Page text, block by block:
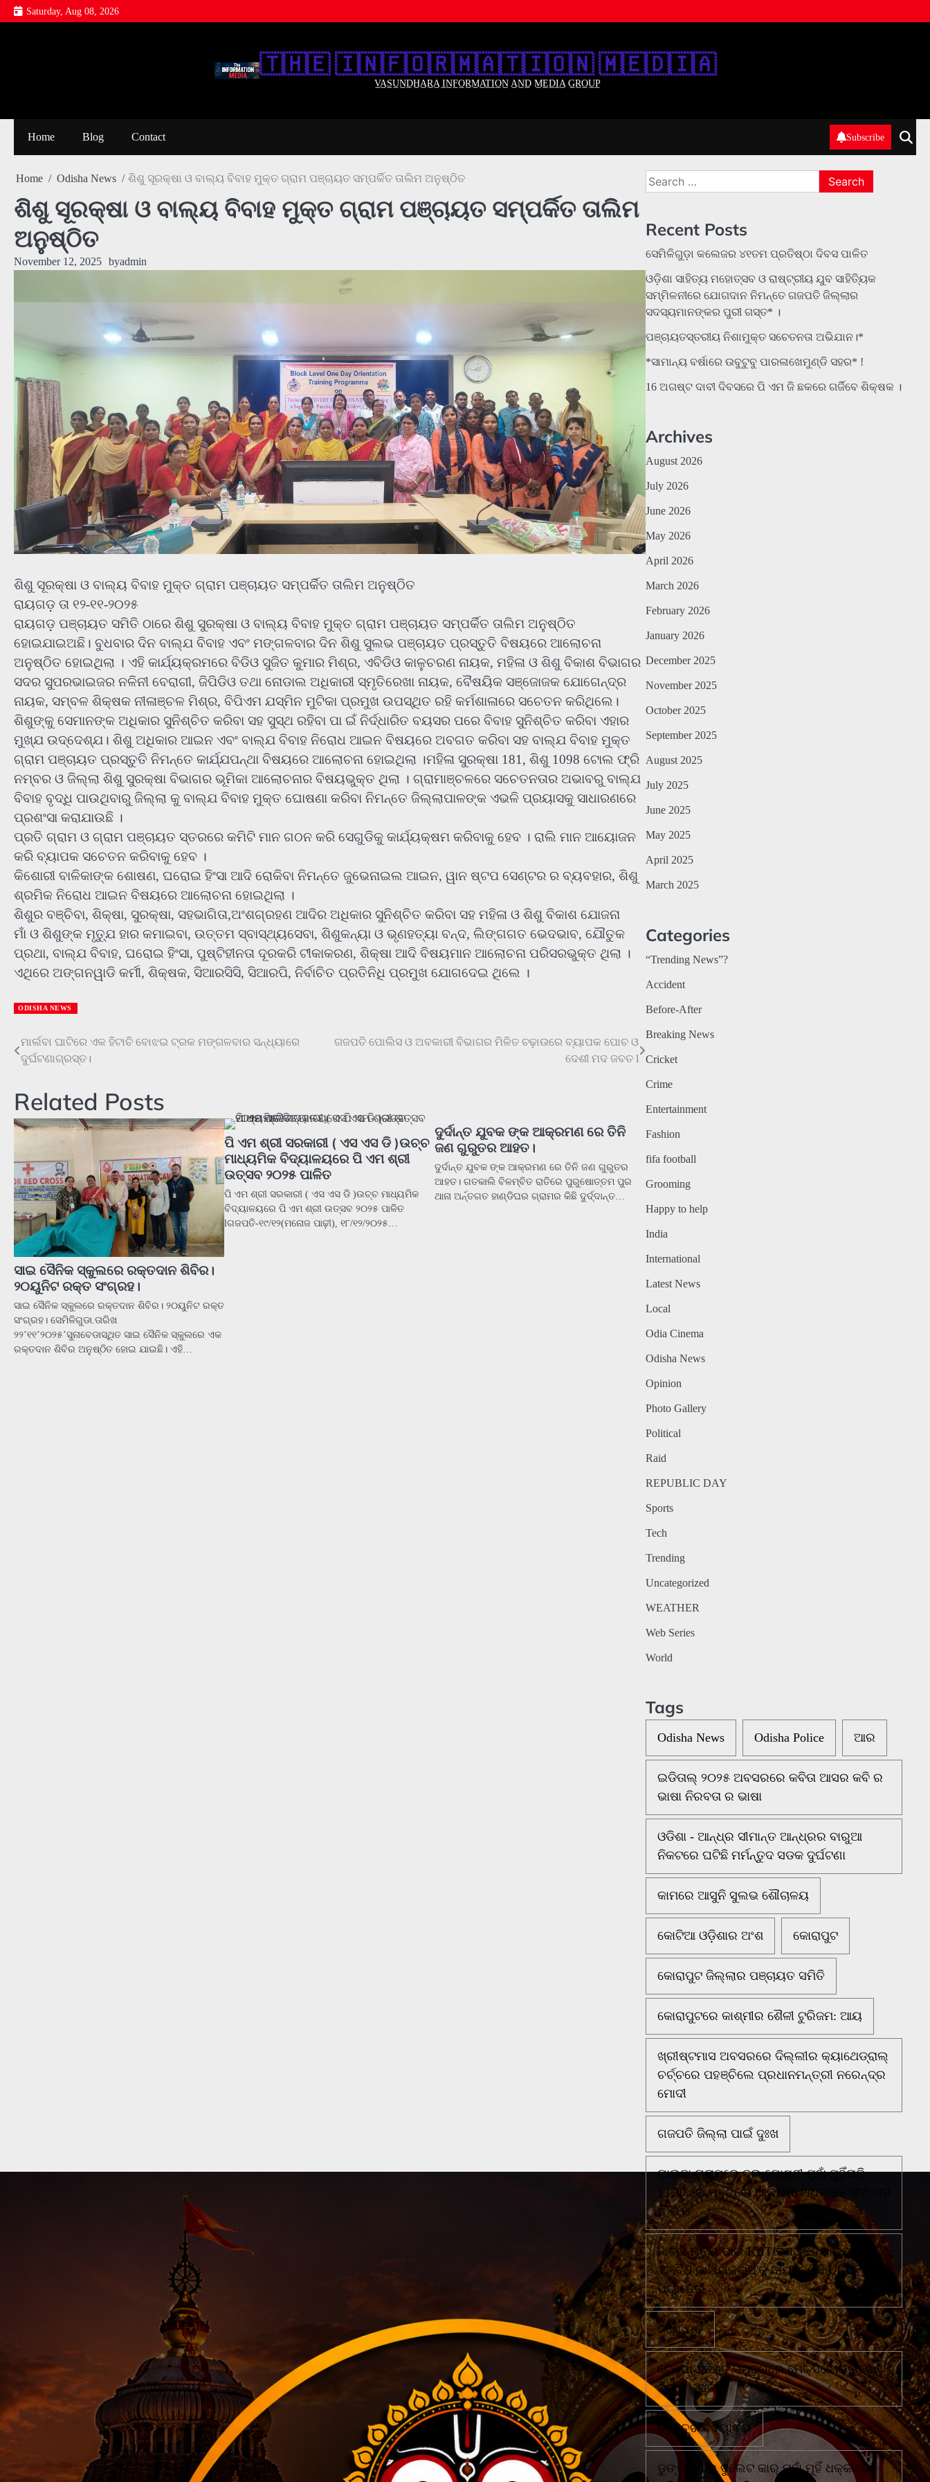
Skip
to
Saturday, Aug 08, 2026
🇹‌🇭‌🇪‌ 🇮‌🇳‌🇫‌🇴‌🇷‌🇲‌🇦‌🇹‌🇮‌🇴‌🇳‌ 🇲‌🇪‌🇩‌🇮‌🇦‌
V̲A̲S̲U̲N̲D̲H̲A̲R̲A̲ I̲N̲F̲O̲R̲M̲A̲T̲I̲O̲N̲ A̲N̲D̲ M̲E̲D̲I̲A̲ G̲R̲O̲U̲P̲
Home Blog Contact Subscribe
Home Odisha News ଶିଶୁ ସୂରକ୍ଷା ଓ ବାଲ୍ୟ ବିବାହ ମୁକ୍ତ ଗ୍ରାମ ପଞ୍ଚାୟତ ସମ୍ପର୍କିତ ତାଲିମ ଅନୁଷ୍ଠିତ
ଶିଶୁ ସୂରକ୍ଷା ଓ ବାଲ୍ୟ ବିବାହ ମୁକ୍ତ ଗ୍ରାମ ପଞ୍ଚାୟତ ସମ୍ପର୍କିତ ତାଲିମ
ଅନୁଷ୍ଠିତ
November 12, 2025 byadmin
ଶିଶୁ ସୂରକ୍ଷା ଓ ବାଲ୍ୟ ବିବାହ ମୁକ୍ତ ଗ୍ରାମ ପଞ୍ଚାୟତ ସମ୍ପର୍କିତ ତାଲିମ ଅନୁଷ୍ଠିତ
ରାୟଗଡ଼ ତା ୧୨-୧୧-୨୦୨୫
ରାୟଗଡ଼ ପଞ୍ଚାୟତ ସମିତି ଠାରେ ଶିଶୁ ସୁରକ୍ଷା ଓ ବାଲ୍ୟ ବିବାହ ମୁକ୍ତ ଗ୍ରାମ ପଞ୍ଚାୟତ ସମ୍ପର୍କିତ ତାଲିମ ଅନୁଷ୍ଠିତ
ହୋଇଯାଇଅଛି। ବୁଧବାର ଦିନ ବାଲ୍ଯ ବିବାହ ଏବଂ ମଙ୍ଗଳବାର ଦିନ ଶିଶୁ ସୁଲଭ ପଞ୍ଚାୟତ ପ୍ରସ୍ତୁତି ବିଷୟରେ ଆଲୋଚନା
ଅନୁଷ୍ଠିତ ହୋଇଥିଲା । ଏହି କାର୍ଯ୍ୟକ୍ରମରେ ବିଡିଓ ସୁଜିତ କୁମାର ମିଶ୍ର, ଏବିଡିଓ କାଳୁଚରଣ ନାୟକ, ମହିଳା ଓ ଶିଶୁ ବିକାଶ ବିଭାଗର
ସଦର ସୁପରଭାଇଜର ନଳିନୀ ବେରାଗୀ, ଜିପିଡିଓ ତଥା ନୋଡାଲ ଅଧିକାରୀ ସ୍ମୃତିରେଖା ନାୟକ, ବୈଷୟିକ ସଞ୍ଜୋଜକ ଯୋଗେନ୍ଦ୍ର
ନାୟକ, ସମ୍ବଳ ଶିକ୍ଷକ ନୀଳାଞ୍ଚଳ ମିଶ୍ର, ବିପିଏମ ଯସ୍ମିନ ମୁଟିକା ପ୍ରମୁଖ ଉପସ୍ଥିତ ରହି କର୍ମଶାଳାରେ ସଚେତନ କରିଥିଲେ।
ଶିଶୁଙ୍କୁ ସେମାନଙ୍କ ଅଧିକାର ସୁନିଶ୍ଚିତ କରିବା ସହ ସୁସ୍ଥ ରହିବା ପା ଇଁ ନିର୍ଦ୍ଧାରିତ ବୟସର ପରେ ବିବାହ ସୁନିଶ୍ଚିତ କରିବା ଏହାର
ମୁଖ୍ଯ ଉଦ୍ଦେଶ୍ଯ। ଶିଶୁ ଅଧିକାର ଆଇନ ଏବଂ ବାଲ୍ଯ ବିବାହ ନିରୋଧ ଆଇନ ବିଷୟରେ ଅବଗତ କରିବା ସହ ବାଲ୍ଯ ବିବାହ ମୁକ୍ତ
ଗ୍ରାମ ପଞ୍ଚାୟତ ପ୍ରସ୍ତୁତି ନିମନ୍ତେ କାର୍ଯ୍ଯପନ୍ଥା ବିଷୟରେ ଆଲୋଚନା ହୋଇଥିଲା ।ମହିଳା ସୁରକ୍ଷା 181, ଶିଶୁ 1098 ଟୋଲ ଫ୍ରି
ନମ୍ବର ଓ ଜିଲ୍ଲା ଶିଶୁ ସୁରକ୍ଷା ବିଭାଗର ଭୂମିକା ଆଲୋଚନାର ବିଷୟଭୁକ୍ତ ଥିଲା । ଗ୍ରାମାଞ୍ଚଳରେ ସଚେତନତାର ଅଭାବରୁ ବାଲ୍ଯ
ବିବାହ ବୃଦ୍ଧି ପାଉଥିବାରୁ ଜିଲ୍ଲା କୁ ବାଲ୍ଯ ବିବାହ ମୁକ୍ତ ଘୋଷଣା କରିବା ନିମନ୍ତେ ଜିଲ୍ଲାପାଳଙ୍କ ଏଭଳି ପ୍ରୟାସକୁ ସାଧାରଣରେ
ପ୍ରଶଂସା କରାଯାଉଛି ।
ପ୍ରତି ଗ୍ରାମ ଓ ଗ୍ରାମ ପଞ୍ଚାୟତ ସ୍ତରରେ କମିଟି ମାନ ଗଠନ କରି ସେଗୁଡିକୁ କାର୍ଯ୍ୟକ୍ଷମ କରିବାକୁ ହେବ । ରାଲି ମାନ ଆୟୋଜନ
କରି ବ୍ୟାପକ ସଚେତନ କରିବାକୁ ହେବ ।
କିଶୋରୀ ବାଳିକାଙ୍କ ଶୋଷଣ, ଘରୋଇ ହିଂସା ଆଦି ରୋକିବା ନିମନ୍ତେ ଜୁଭେନାଇଲ ଆଇନ, ୱାନ ଷ୍ଟପ ସେଣ୍ଟର ର ବ୍ୟବହାର, ଶିଶୁ
ଶ୍ରମିକ ନିରୋଧ ଆଇନ ବିଷୟରେ ଆଲୋଚନା ହୋଇଥିଲା ।
ଶିଶୁର ବଞ୍ଚିବା, ଶିକ୍ଷା, ସୁରକ୍ଷା, ସହଭାଗିତା,ଅଂଶଗ୍ରହଣ ଆଦିର ଅଧିକାର ସୁନିଶ୍ଚିତ କରିବା ସହ ମହିଳା ଓ ଶିଶୁ ବିକାଶ ଯୋଜନା
ମାଁ ଓ ଶିଶୁଙ୍କ ମୃତ୍ଯୁ ହାର କମାଇବା, ଉତ୍ତମ ସ୍ବାସ୍ଥ୍ୟସେବା, ଶିଶୁକନ୍ୟା ଓ ଭୃଣହତ୍ୟା ବନ୍ଦ, ଲିଙ୍ଗଗତ ଭେଦଭାବ, ଯୌତୁକ
ପ୍ରଥା, ବାଲ୍ଯ ବିବାହ, ଘରୋଇ ହିଂସା, ପୁଷ୍ଟିହୀନତା ଦୂରକରି ଟୀକାକରଣ, ଶିକ୍ଷା ଆଦି ବିଷୟମାନ ଆଲୋଚନା ପରିସରଭୁକ୍ତ ଥିଲା ।
ଏଥିରେ ଅଙ୍ଗନୱାଡି କର୍ମୀ, ଶିକ୍ଷକ, ସିଆରସିସି, ସିଆରପି, ନିର୍ବାଚିତ ପ୍ରତିନିଧି ପ୍ରମୁଖ ଯୋଗଦେଇ ଥିଲେ ।
ODISHA NEWS
Post
navigation
ମାର୍ଲବା ଘାଟିରେ ଏକ ହିଟାଚି ବୋଝଇ ଟ୍ରକ ମଙ୍ଗଳବାର ସନ୍ଧ୍ୟାରେ
ଦୁର୍ଘଟଣାଗ୍ରସ୍ତ।
ଗଜପତି ପୋଲିସ ଓ ଅବକାରୀ ବିଭାଗର ମିଳିତ ଚଢ଼ାଉରେ ବ୍ୟାପକ ପୋଚ ଓ
ଦେଶୀ ମଦ ଜବତ l
Related Posts
ସାଇ ସୈନିକ ସ୍କୁଲରେ ରକ୍ତଦାନ ଶିବିର।
୨୦ୟୁନିଟ ରକ୍ତ ସଂଗ୍ରହ।
ସାଇ ସୈନିକ ସ୍କୁଲରେ ରକ୍ତଦାନ ଶିବିର। ୨୦ୟୁନିଟ ରକ୍ତ
ସଂଗ୍ରହ। ସେମିଳିଗୁଡା.ତାରିଖ
୨୨’୧୧’୨୦୨୫’ସୁନାବେଡାସ୍ଥିତ ସାଇ ସୈନିକ ସ୍କୁଲରେ ଏକ
ରକ୍ତଦାନ ଶିବିର ଅନୁଷ୍ଠିତ ହୋଇ ଯାଇଛି। ଏହି…
ପି ଏମ ଶ୍ରୀ ସରକାରୀ ( ଏସ ଏସ ଡି )ଉଚ୍ଚ
ମାଧ୍ୟମିକ ବିଦ୍ୟାଳୟରେ ପି ଏମ ଶ୍ରୀ
ଉତ୍ସବ ୨୦୨୫ ପାଳିତ
ପି ଏମ ଶ୍ରୀ ସରକାରୀ ( ଏସ ଏସ ଡି )ଉଚ୍ଚ ମାଧ୍ୟମିକ
ବିଦ୍ୟାଳୟରେ ପି ଏମ ଶ୍ରୀ ଉତ୍ସବ ୨୦୨୫ ପାଳିତ
lଗଜପତି-୧୯/୧୨(ମନୋଜ ପାଢ଼ୀ), ୧୮/୧୨/୨୦୨୫…
ଦୁର୍ଦାନ୍ତ ଯୁବକ ଙ୍କ ଆକ୍ରମଣ ରେ ତିନି
ଜଣ ଗୁରୁତର ଆହତ।
ଦୁର୍ଦାନ୍ତ ଯୁବକ ଙ୍କ ଆକ୍ରମଣ ରେ ତିନି ଜଣ ଗୁରୁତର
ଆହତ। ଗତକାଲି ବିଳମ୍ବିତ ରାତିରେ ପୁରୁଷୋତ୍ତମ ପୁର
ଥାନା ଅର୍ନ୍ତଗତ ହାଣ୍ଡିଘର ଗ୍ରାମର କିଛି ଦୁର୍ଦ୍ଦାନ୍ତ…
Search
for:
Recent Posts
ସେମିଳିଗୁଡ଼ା କଲେଜର ୪୧ତମ ପ୍ରତିଷ୍ଠା ଦିବସ ପାଳିତ
ଓଡ଼ିଶା ସାହିତ୍ୟ ମହୋତ୍ସବ ଓ ରାଷ୍ଟ୍ରୀୟ ଯୁବ ସାହିତ୍ୟିକ
ସମ୍ମିଳନୀରେ ଯୋଗଦାନ ନିମନ୍ତେ ଗଜପତି ଜିଲ୍ଲାର
ସଦସ୍ୟମାନଙ୍କର ପୁରୀ ଗସ୍ତ* ।
ପଞ୍ଚାୟତସ୍ତରୀୟ ନିଶାମୁକ୍ତ ସଚେତନତା ଅଭିଯାନ।*
*ସାମାନ୍ୟ ବର୍ଷାରେ ଉବୁଟୁବୁ ପାରଳାଖେମୁଣ୍ଡି ସହର* !
16 ଅଗଷ୍ଟ ଦାବୀ ଦିବସରେ ପି ଏମ ଜି ଛକରେ ଗର୍ଜିବେ ଶିକ୍ଷକ ।
Archives
August 2026
July 2026
June 2026
May 2026
April 2026
March 2026
February 2026
January 2026
December 2025
November 2025
October 2025
September 2025
August 2025
July 2025
June 2025
May 2025
April 2025
March 2025
Categories
“Trending News”?
Accident
Before-After
Breaking News
Cricket
Crime
Entertainment
Fashion
fifa football
Grooming
Happy to help
India
International
Latest News
Local
Odia Cinema
Odisha News
Opinion
Photo Gallery
Political
Raid
REPUBLIC DAY
Sports
Tech
Trending
Uncategorized
WEATHER
Web Series
World
Tags
Odisha News Odisha Police ଆର
ଇଡିତାଲ୍ ୨୦୨୫ ଅବସରରେ କବିତା ଆସର କବି ର
ଭାଷା ନିରବତା ର ଭାଷା
ଓଡିଶା - ଆନ୍ଧ୍ର ସୀମାନ୍ତ ଆନ୍ଧ୍ରର ବାରୁଆ
ନିକଟରେ ଘଟିଛି ମର୍ମନ୍ତୁଦ ସଡକ ଦୁର୍ଘଟଣା
କାମରେ ଆସୁନି ସୁଲଭ ଶୌଚାଳୟ
କୋଟିଆ ଓଡ଼ିଶାର ଅଂଶ କୋରାପୁଟ
କୋରାପୁଟ ଜିଲ୍ଲାର ପଞ୍ଚାୟତ ସମିତି
କୋରାପୁଟରେ କାଶ୍ମୀର ଶୈଳୀ ଟୁରିଜମ: ଆୟ
ଖ୍ରୀଷ୍ଟମାସ ଅବସରରେ ଦିଲ୍ଲୀର କ୍ୟାଥେଡ୍ରାଲ୍
ଚର୍ଚ୍ଚରେ ପହଞ୍ଚିଲେ ପ୍ରଧାନମନ୍ତ୍ରୀ ନରେନ୍ଦ୍ର
ମୋଦୀ
ଗଜପତି ଜିଲ୍ଲା ପାଇଁ ଦୁଃଖ
ଗାଇବା ଗ୍ରାମରେ ଦୁଇ ଗୋଷ୍ଠୀ ମୁହାଁ ମୁହିଁରାତି
12.30 ରେ ପହଁଚିଲେ ଆରକ୍ଷୀ ଅଧିକ୍ଷକ ଏବଂ ଏସ
ଡି ପି ଓ
ଛାତ୍ର ମୃତ୍ୟୁ ପାଇଁ KIIT ବିଶ୍ୱବିଦ୍ୟାଳୟର
'ଅବୈଧ କାର୍ଯ୍ୟକଳାପ'କୁ ଦାୟୀ କରିଛି UGC
ପ୍ୟାନେଲ
ଜଣେ ମୃତ
ଟେକ୍ସାସ ନିକଟ ସମୁଦ୍ରରେ ମେକ୍ସିକୋ ନୌସେନା
ବିମାନ ଦୁର୍ଘଟଣା
ଡି)ଉଚ୍ଚ ବିଦ୍ୟାଳୟ
ଡୁଙ୍ଗି ଠାରେ ବୁଲେଟ କାର୍ ମୁହାଁ ମୁହିଁ ଧକ୍କାରେ